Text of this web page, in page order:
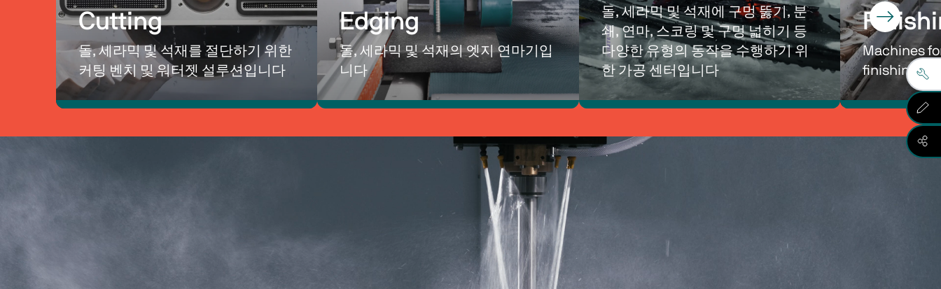
Cutting
돌, 세라믹 및 석재를 절단하기 위한
커팅 벤치 및 워터젯 설루션입니다
Edging
돌, 세라믹 및 석재의 엣지 연마기입
니다
돌, 세라믹 및 석재에 구멍 뚫기, 분
쇄, 연마, 스코링 및 구멍 넓히기 등
다양한 유형의 동작을 수행하기 위
한 가공 센터입니다
Machines
finishing